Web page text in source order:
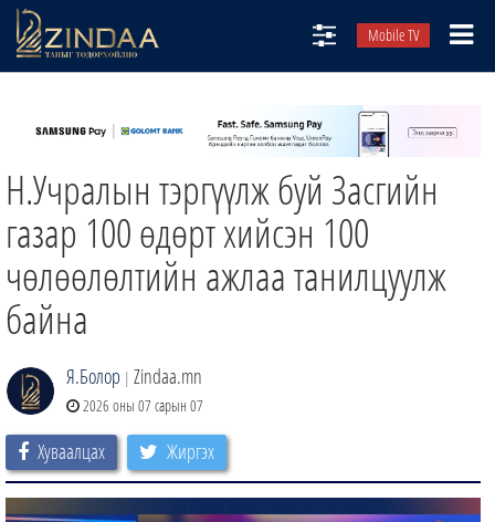
Mobile TV
ТВ8
ӨГЛӨӨНИЙ СОНИН
АУДИО ЗОХИОЛ
ЗИНДАА СЭТГҮҮЛ
Н.Учралын тэргүүлж буй Засгийн
газар 100 өдөрт хийсэн 100
чөлөөлөлтийн ажлаа танилцуулж
байна
Я.Болор | Zindaa.mn
2026 оны 07 сарын 07
Хуваалцах Жиргэх